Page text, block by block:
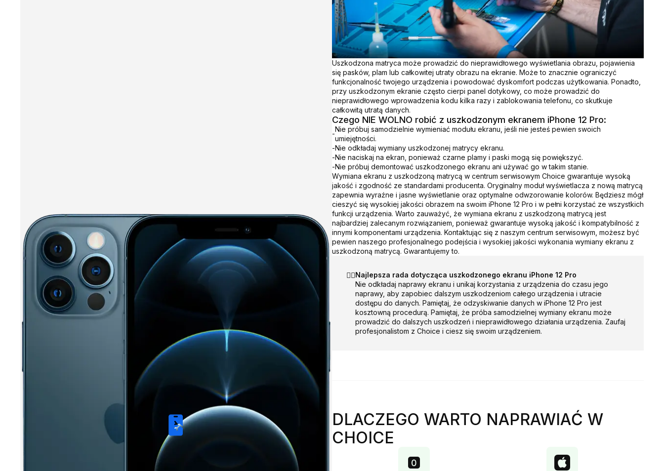
Uszkodzona matryca może prowadzić do nieprawidłowego wyświetlania obrazu, pojawienia
się pasków, plam lub całkowitej utraty obrazu na ekranie. Może to znacznie ograniczyć
funkcjonalność twojego urządzenia i powodować dyskomfort podczas użytkowania. Ponadto,
przy uszkodzonym ekranie często cierpi panel dotykowy, co może prowadzić do
nieprawidłowego wprowadzenia kodu kilka razy i zablokowania telefonu, co skutkuje
całkowitą utratą danych.
Czego NIE WOLNO robić z uszkodzonym ekranem iPhone 12 Pro:
-
Nie próbuj samodzielnie wymieniać modułu ekranu, jeśli nie jesteś pewien swoich
umiejętności.
-Nie odkładaj wymiany uszkodzonej matrycy ekranu.
-Nie naciskaj na ekran, ponieważ czarne plamy i paski mogą się powiększyć.
-Nie próbuj demontować uszkodzonego ekranu ani używać go w takim stanie.
Wymiana ekranu z uszkodzoną matrycą w centrum serwisowym Choice gwarantuje wysoką
jakość i zgodność ze standardami producenta. Oryginalny moduł wyświetlacza z nową matrycą
zapewnia wyraźne i jasne wyświetlanie oraz optymalne odwzorowanie kolorów. Będziesz mógł
cieszyć się wysokiej jakości obrazem na swoim iPhone 12 Pro i w pełni korzystać ze wszystkich
funkcji urządzenia. Warto zauważyć, że wymiana ekranu z uszkodzoną matrycą jest
najbardziej zalecanym rozwiązaniem, ponieważ gwarantuje wysoką jakość i kompatybilność z
innymi komponentami urządzenia. Kontaktując się z naszym centrum serwisowym, możesz być
pewien naszego profesjonalnego podejścia i wysokiej jakości wykonania wymiany ekranu z
uszkodzoną matrycą. Gwarantujemy to.
☝🏻Najlepsza rada dotycząca uszkodzonego ekranu iPhone 12 Pro
Nie odkładaj naprawy ekranu i unikaj korzystania z urządzenia do czasu jego
naprawy, aby zapobiec dalszym uszkodzeniom całego urządzenia i utracie
dostępu do danych. Pamiętaj, że odzyskiwanie danych w iPhone 12 Pro jest
kosztowną procedurą. Pamiętaj, że próba samodzielnej wymiany ekranu może
prowadzić do dalszych uszkodzeń i nieprawidłowego działania urządzenia. Zaufaj
profesjonalistom z Choice i ciesz się swoim urządzeniem.
DLACZEGO WARTO NAPRAWIAĆ W
CHOICE